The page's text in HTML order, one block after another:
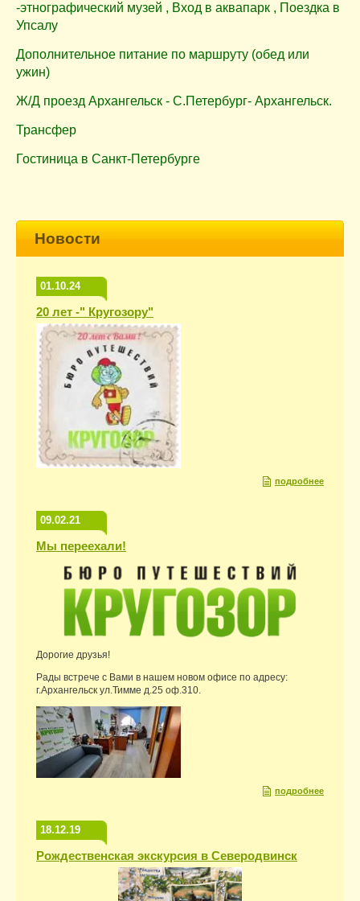
Новости
01.10.24
20 лет -" Кругозору"
подробнее
09.02.21
Мы переехали!
Дорогие друзья!
Рады встрече с Вами в нашем новом офисе по адресу:
г.Архангельск ул.Тимме д.25 оф.310.
подробнее
18.12.19
Рождественская экскурсия в Северодвинск
-этнографический музей , Вход в аквапарк , Поездка в
Упсалу
Дополнительное питание по маршруту (обед или
ужин)
Ж/Д проезд Архангельск - С.Петербург- Архангельск.
Трансфер
Гостиница в Санкт-Петербурге